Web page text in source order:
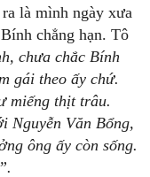
là mình ngày xưa
chẳng hạn. Tô
chưa chắc Bính
gái theo ấy chứ.
miếng thịt trâu.
Nguyễn Văn Bổng,
ông ấy còn sống.